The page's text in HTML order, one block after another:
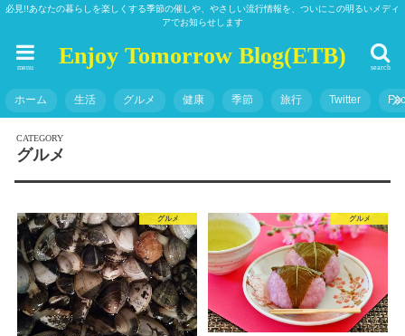
必見!!あなたの暮らしを楽しくする季節の催しや、やさしい流行情報を、ついにこの明るいメディ
アでお知らせします
Enjoy Tomorrow Blog(ETB) search
menu
ホーム 生活 グルメ 健康 季節 旅行 Twitter
グルメ
グルメ グルメ